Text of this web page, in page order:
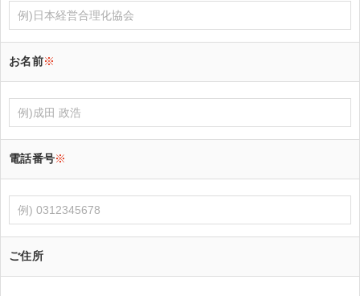
お名前※
電話番号※
ご住所